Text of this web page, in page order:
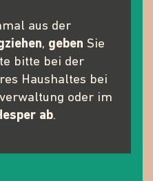
aus der
, geben Sie
bitte bei der
Haushaltes bei
oder im
ab.